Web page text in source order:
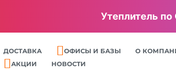
Утеплитель
ДОСТАВКА ОФИСЫ И БАЗЫ О
АКЦИИ НОВОСТИ